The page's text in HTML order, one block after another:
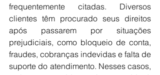
frequentemente citadas. Diversos
clientes têm procurado seus direitos
após passarem por situações
prejudiciais, como bloqueio de conta,
fraudes, cobranças indevidas e falta de
suporte do atendimento. Nesses casos,